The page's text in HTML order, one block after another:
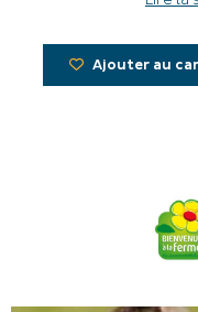
soins,
juments et
comprendrez
La visite se
moment
de jument : un
vous dévoilera
Ajouter au